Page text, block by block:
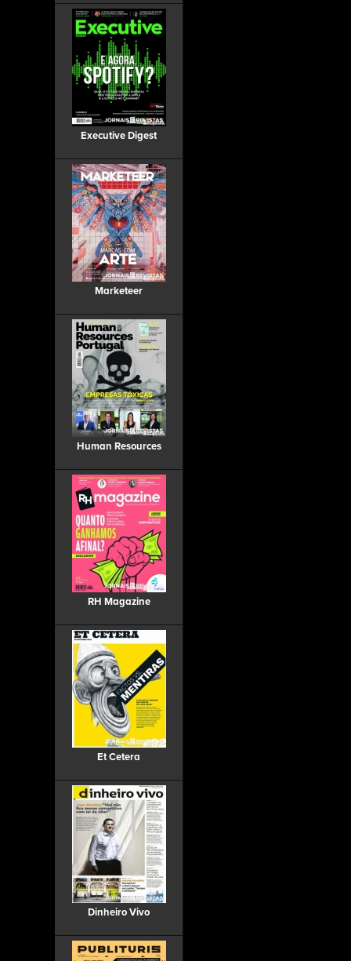
Executive Digest
Marketeer
Human Resources
RH Magazine
Et Cetera
Dinheiro Vivo